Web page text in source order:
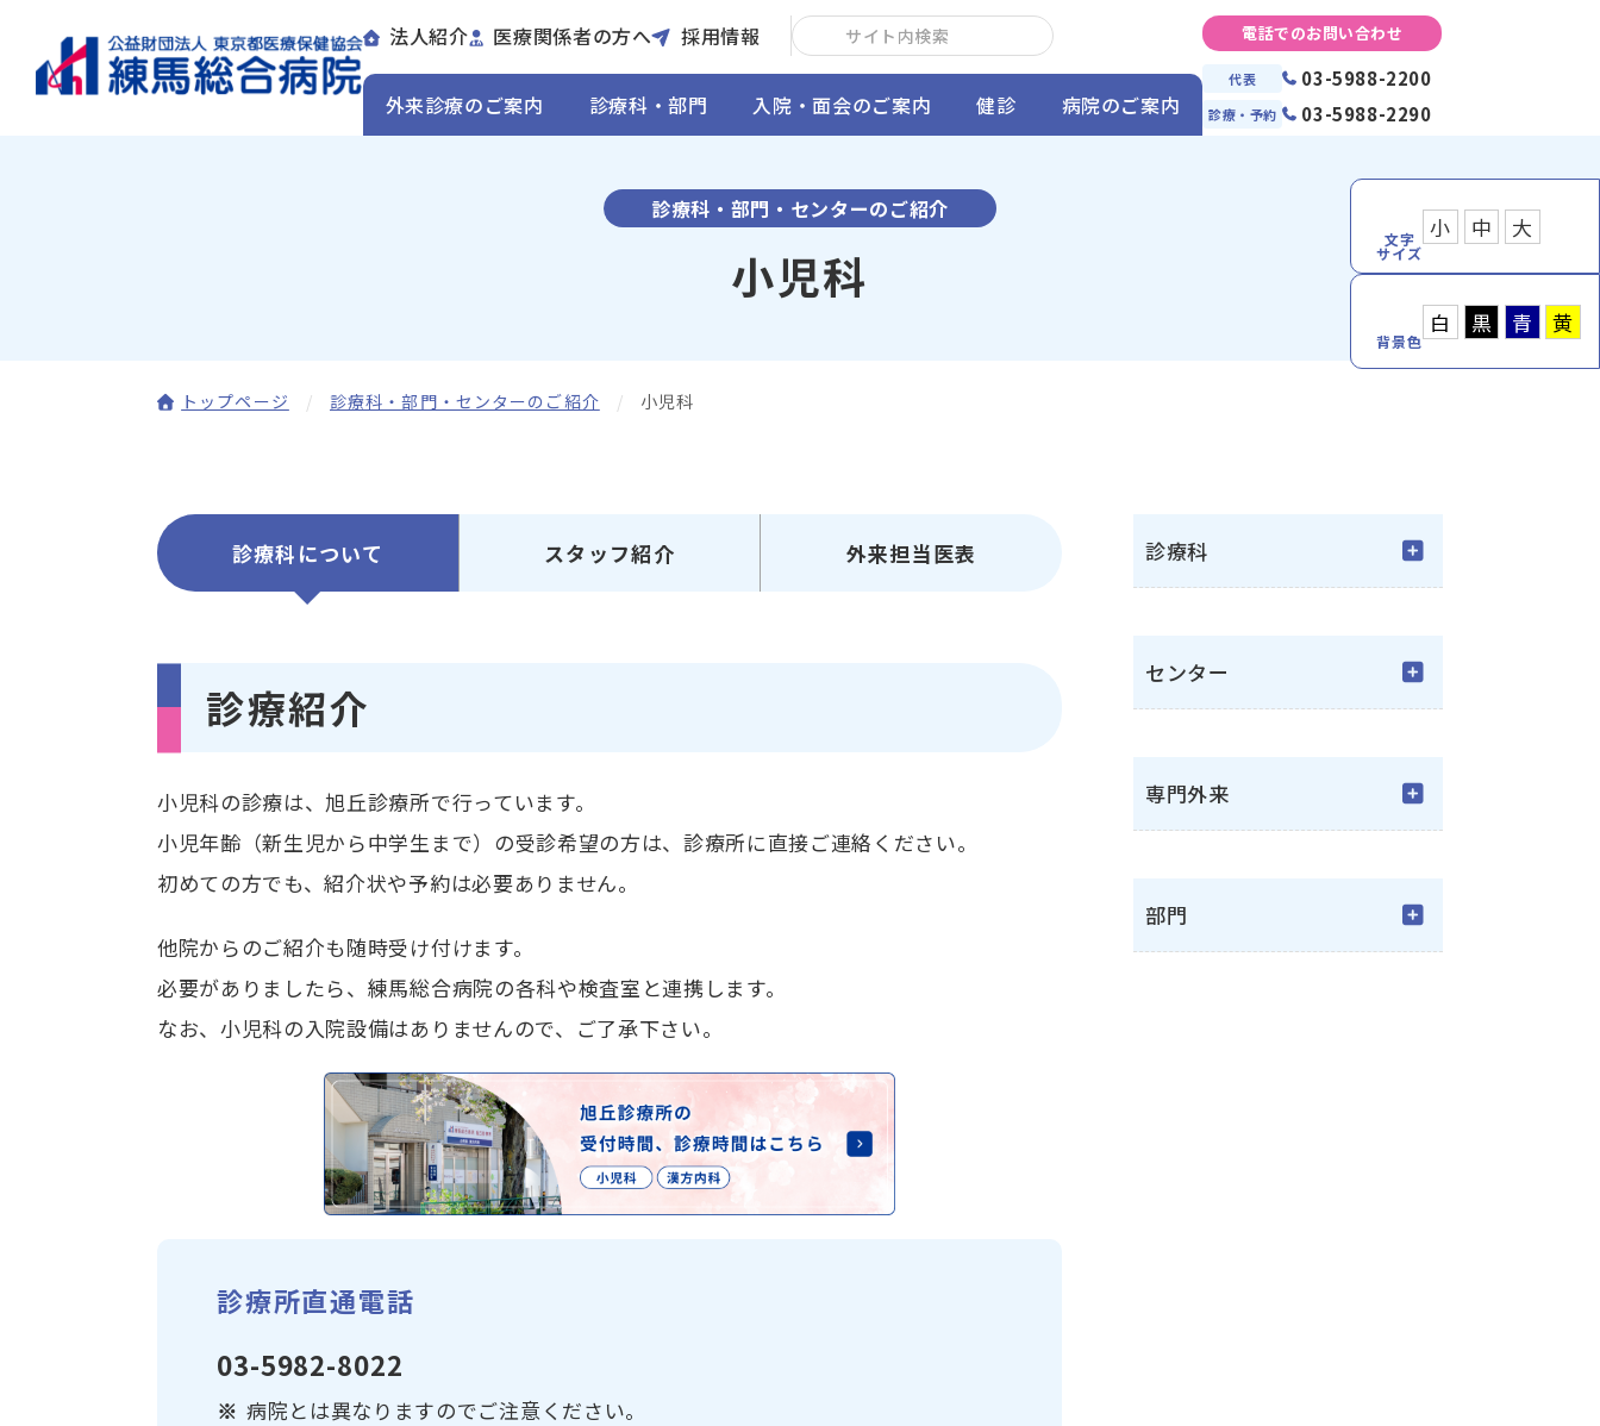
法人紹介 医療関係者の方へ 採用情報
外来診療のご案内 診療科・部門 入院・面会のご案内 健診 病院のご案内
電話でのお問い合わせ
代表 03-5988-2200
診療・予約 03-5988-2290
文字
サイズ
小 中 大
背景色
白 黒 青 黄
診療科・部門・センターのご紹介
小児科
トップページ 診療科・部門・センターのご紹介 小児科
診療科について スタッフ紹介 外来担当医表
診療紹介
小児科の診療は、旭丘診療所で行っています。
小児年齢（新生児から中学生まで）の受診希望の方は、診療所に直接ご連絡ください。
初めての方でも、紹介状や予約は必要ありません。
他院からのご紹介も随時受け付けます。
必要がありましたら、練馬総合病院の各科や検査室と連携します。
なお、小児科の入院設備はありませんので、ご了承下さい。
診療所直通電話
03-5982-8022
病院とは異なりますのでご注意ください。
診療科
センター
専門外来
部門